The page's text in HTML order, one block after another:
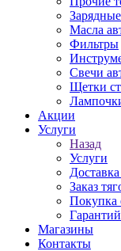
Масла
Фильтры
Свечи
Щетки
Акции
Услуги
Назад
Услуги
Заказ
Покупка
Магазины
Контакты